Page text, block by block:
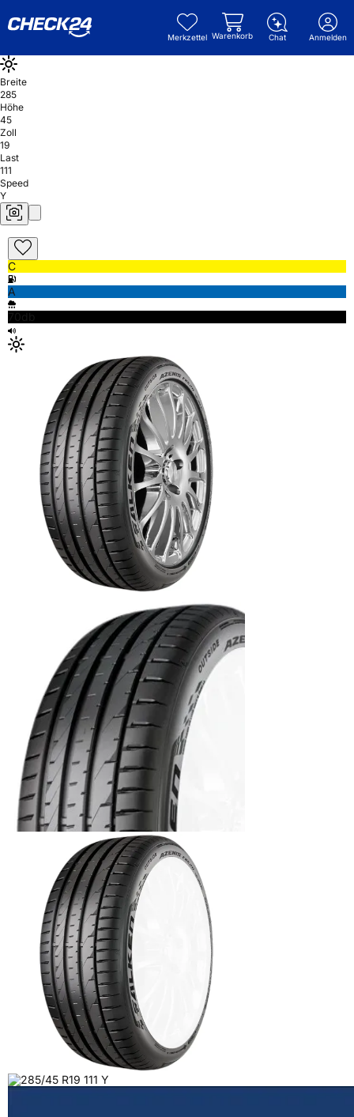
Merkzettel Warenkorb Chat Anmelden
Breite
285
Höhe
45
Zoll
19
Last
111
Speed
Y
C
A
70db